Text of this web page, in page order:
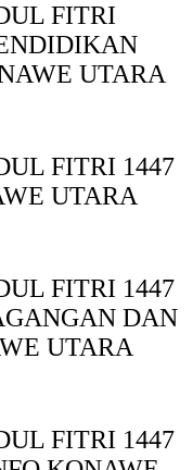
FITRI
UTARA
FITRI 1447
UTARA
FITRI 1447
DAN
UTARA
FITRI 1447